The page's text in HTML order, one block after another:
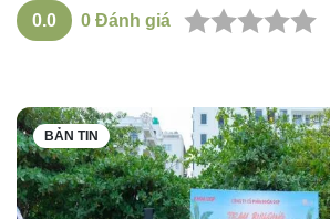
0.0 0 Đánh giá
BẢN TIN